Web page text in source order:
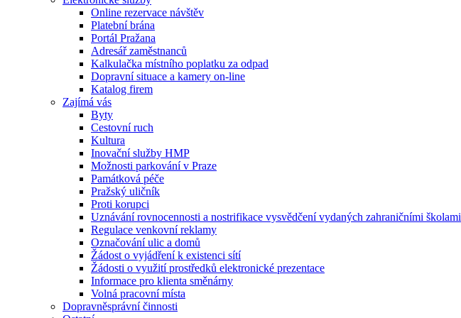
Online rezervace návštěv
Platební brána
Portál Pražana
Adresář zaměstnanců
Kalkulačka místního poplatku za odpad
Dopravní situace a kamery on-line
Katalog firem
Zajímá vás
Byty
Cestovní ruch
Kultura
Inovační služby HMP
Možnosti parkování v Praze
Památková péče
Pražský uličník
Proti korupci
Uznávání rovnocennosti a nostrifikace vysvědčení vydaných zahraničními školami
Regulace venkovní reklamy
Označování ulic a domů
Žádost o vyjádření k existenci sítí
Žádosti o využití prostředků elektronické prezentace
Informace pro klienta směnárny
Volná pracovní místa
Dopravněsprávní činnosti